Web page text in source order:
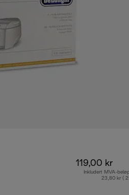
119,00 kr
Inkludert MVA-
23,80 kr (